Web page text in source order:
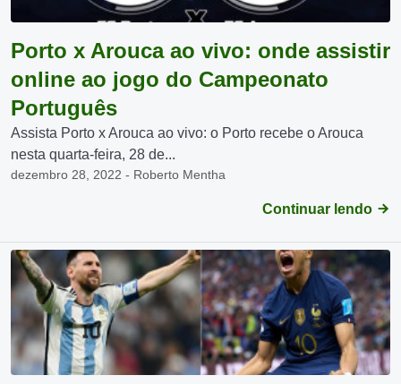
Porto x Arouca ao vivo: onde assistir
online ao jogo do Campeonato
Português
Assista Porto x Arouca ao vivo: o Porto recebe o Arouca
nesta quarta-feira, 28 de...
dezembro 28, 2022 - Roberto Mentha
Continuar lendo